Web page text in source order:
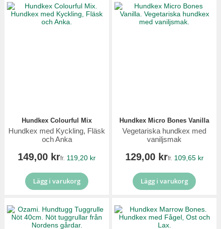
Hundkex Colourful Mix
Hundkex med Kyckling, Fläsk
och Anka
149,00 krfr. 119,20 kr
Lägg i varukorg
Hundkex Micro Bones Vanilla
Vegetariska hundkex med
vaniljsmak
129,00 krfr. 109,65 kr
Lägg i varukorg